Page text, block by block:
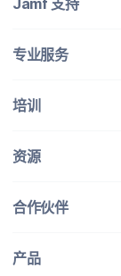
专业​服务
培训
资源
合作​伙伴
产品